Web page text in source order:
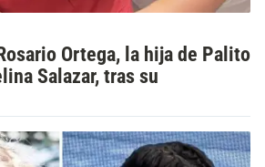
Ortega, la hija de Palito
Salazar, tras su